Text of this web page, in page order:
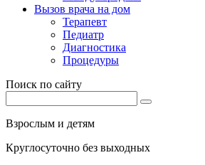
Вызов врача на дом
Терапевт
Педиатр
Диагностика
Процедуры
Поиск по сайту
Взрослым и детям
Круглосуточно без выходных